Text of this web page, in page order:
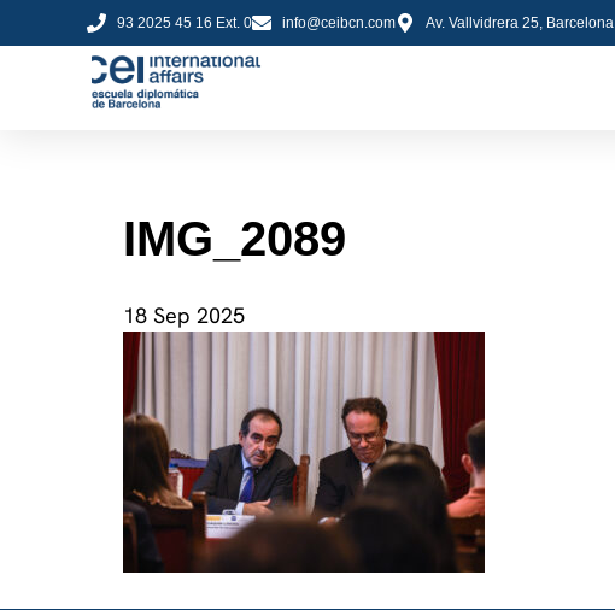
93 2025 45 16 Ext. 0 info@ceibcn.com Av. Vallvidrera 25, Barcelona
IMG_2089
18 Sep 2025